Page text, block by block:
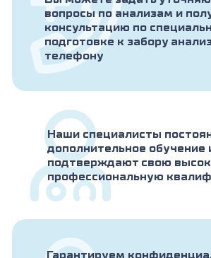
Беременные женщины: 1.
беременность (уровень
возрастает пропорционально
Пролонгированная
Несоответствие реального и
срока беременности; 3. Ранний
беременных, гестоз; 5.
(наиболее часто при синдроме
множественных пороках
т.д.). 7. Прием синтетических
Снижение уровня ХГЧ:
беременности, крайне
или отсутствие нарастания
вопросы по анализам и
консультацию по
подготовке к забору
телефону
Наши специалисты
дополнительное обучение
подтверждают свою
профессиональную
Гарантируем